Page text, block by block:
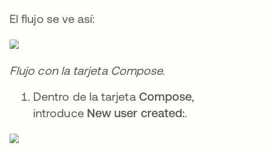
El flujo se ve así:
Flujo con la tarjeta Compose.
Dentro de la tarjeta Compose,
introduce New user created:.